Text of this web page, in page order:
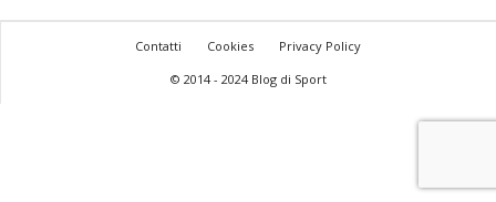
Contatti Cookies
Privacy Policy
© 2014 - 2024 Blog di Sport